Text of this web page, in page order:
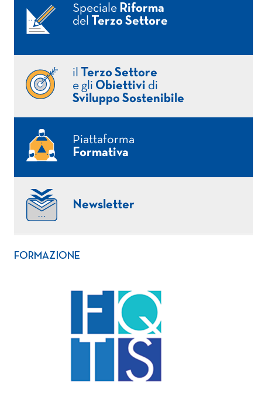
Speciale Riforma
del
Terzo Settore
il
Terzo Settore
e gli Obiettivi di
Sviluppo Sostenibile
Piattaforma
Formativa
Newsletter
FORMAZIONE